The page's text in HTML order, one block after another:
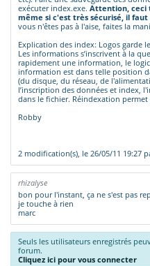
exécuter index.exe. Attention, ceci
même si c'est très sécurisé, il
vous n'êtes pas à l'aise, faites la
Explication des index: Logos garde
Les informations s’inscrivent à la
rapidement une information, le
information est dans telle position
(du disque, du réseau, de
l’inscription des données et index,
dans le fichier. Réindexation
Robby
2 modification(s), le 26/05/11 19:27
rhizalyse
bon pour l'instant, ça ne s'est pas
je touche à rien
marc
Seuls les utilisateurs enregistrés
forum.
Cliquez ici pour vous connecter